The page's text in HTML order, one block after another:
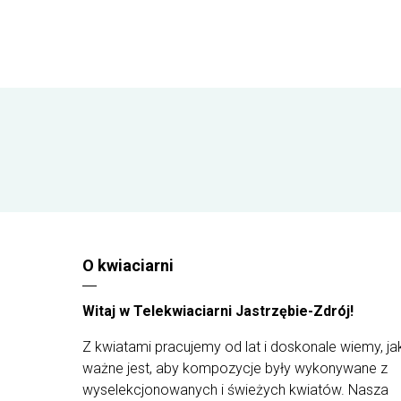
O kwiaciarni
Witaj w Telekwiaciarni Jastrzębie-Zdrój!
Z kwiatami pracujemy od lat i doskonale wiemy,
ważne jest, aby kompozycje były wykonywane z
wyselekcjonowanych i świeżych kwiatów. Nasza